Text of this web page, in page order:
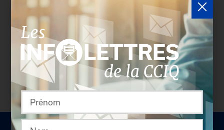
Les entreprises membres peuvent bénéficier d’une
version plus détaillée du répertoire via leur espace
sécurisé.
Connectez-vous
afin de consulter le
profil complet des entreprises incluant les
coordonnées des délégués inscrits. Vous n'êtes
pas membre? N'attendez plus et devenez membre!